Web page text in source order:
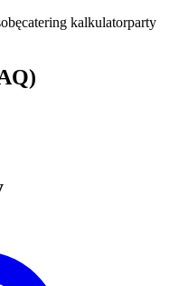
catering kalkulatorparty